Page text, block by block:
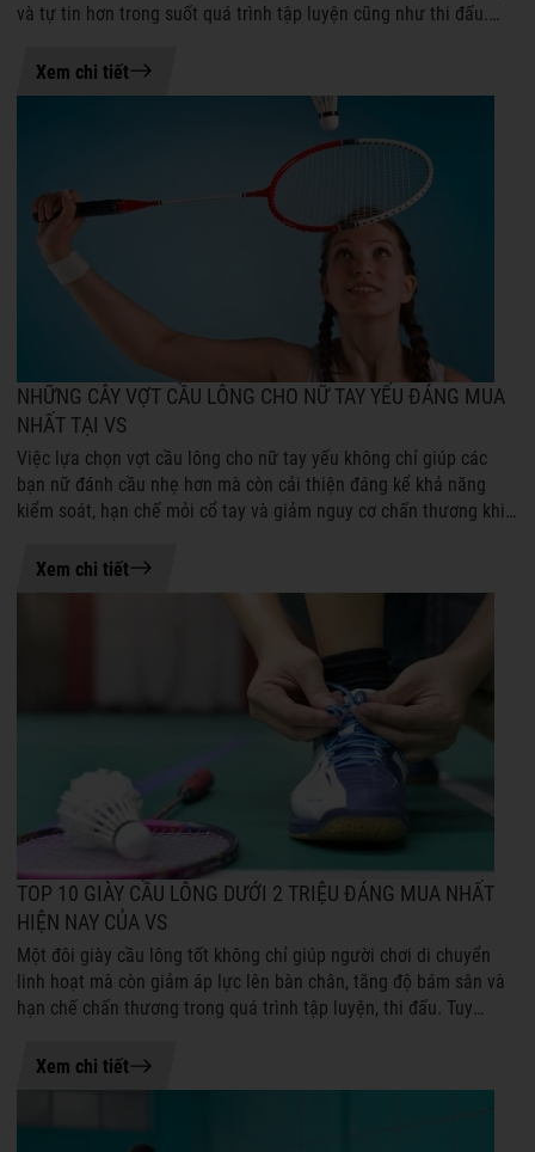
21-07-2026 08:45
và tự tin hơn trong suốt quá trình tập luyện cũng như thi đấu.
Xem chi tiết
21-07-2026 08:50
NHỮNG CÂY VỢT CẦU LÔNG CHO NỮ TAY YẾU ĐÁNG MUA
NHẤT TẠI VS
Việc lựa chọn vợt cầu lông cho nữ tay yếu không chỉ giúp các
bạn nữ đánh cầu nhẹ hơn mà còn cải thiện đáng kể khả năng
kiểm soát, hạn chế mỏi cổ tay và giảm nguy cơ chấn thương khi
Xem chi tiết
20-07-2026 15:49
TOP 10 GIÀY CẦU LÔNG DƯỚI 2 TRIỆU ĐÁNG MUA NHẤT
HIỆN NAY CỦA VS
Một đôi giày cầu lông tốt không chỉ giúp người chơi di chuyển
linh hoạt mà còn giảm áp lực lên bàn chân, tăng độ bám sân và
hạn chế chấn thương trong quá trình tập luyện, thi đấu. Tuy
Xem chi tiết